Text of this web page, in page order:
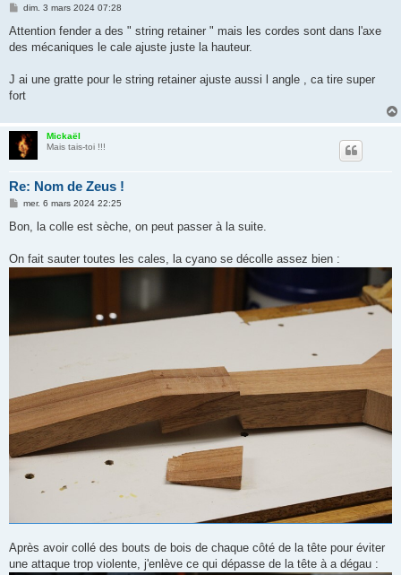
M
s
a
dim. 3 mars 2024 07:28
Attention fender a des " string retainer " mais les cordes sont dans l'axe
des mécaniques le cale ajuste juste la hauteur.
J ai une gratte pour le string retainer ajuste aussi l angle , ca tire super
fort
Mickaël
Mais tais-toi !!!
Re: Nom de Zeus !
M
s
g
e
mer. 6 mars 2024 22:25
Bon, la colle est sèche, on peut passer à la suite.
On fait sauter toutes les cales, la cyano se décolle assez bien :
Après avoir collé des bouts de bois de chaque côté de la tête pour éviter
une attaque trop violente, j'enlève ce qui dépasse de la tête à a dégau :